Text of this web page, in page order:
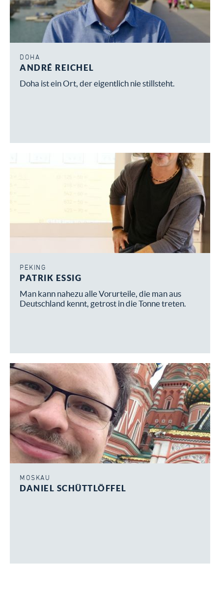
DOHA
ANDRÉ REICHEL
Doha ist ein Ort, der eigentlich nie stillsteht.
PEKING
PATRIK ESSIG
Man kann nahezu alle Vorurteile, die man aus
Deutschland kennt, getrost in die Tonne treten.
MOSKAU
DANIEL SCHÜTTLÖFFEL